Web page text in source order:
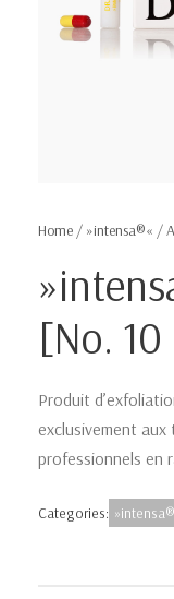
Home / »intensa®« /
[No.
Produit
exclusivement
professionnels en
Categories: